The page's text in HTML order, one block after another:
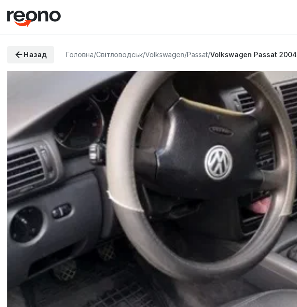
Назад Головна/Світловодськ/Volkswagen/Passat/Volkswagen Passat 2004